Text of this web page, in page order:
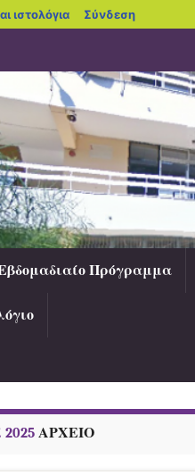
ιστολόγια blogs.sch.gr
Σύνδεση
Πρόγραμμα
ΑΡΧΕΊΟ